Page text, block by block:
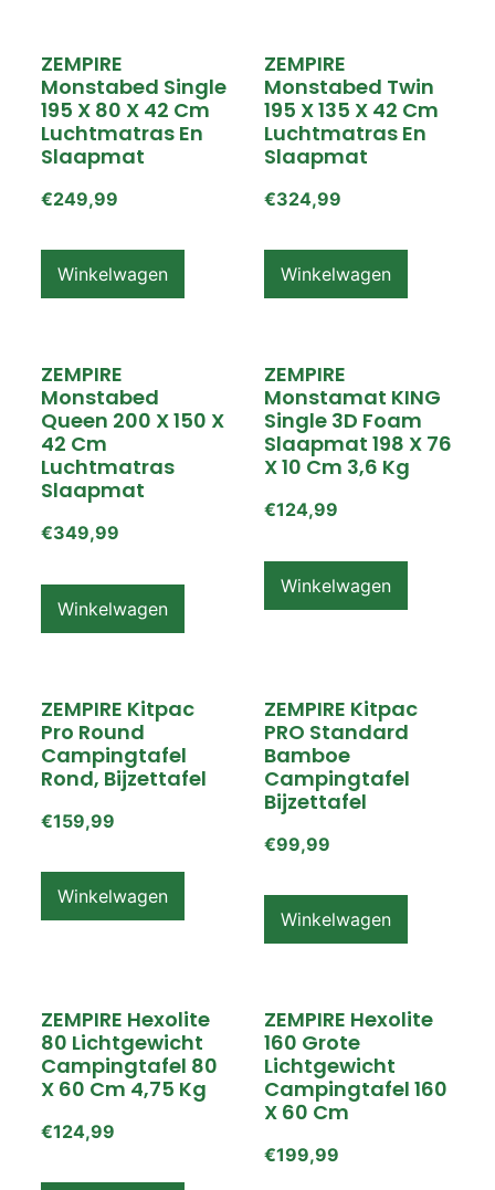
ZEMPIRE
Monstabed Single
195 X 80 X 42 Cm
Luchtmatras En
Slaapmat
€249,99
Winkelwagen
ZEMPIRE
Monstabed Twin
195 X 135 X 42 Cm
Luchtmatras En
Slaapmat
€324,99
Winkelwagen
ZEMPIRE
Monstabed
Queen 200 X 150 X
42 Cm
Luchtmatras
Slaapmat
€349,99
Winkelwagen
ZEMPIRE
Monstamat KING
Single 3D Foam
Slaapmat 198 X 76
X 10 Cm 3,6 Kg
€124,99
Winkelwagen
ZEMPIRE Kitpac
Pro Round
Campingtafel
Rond, Bijzettafel
€159,99
Winkelwagen
ZEMPIRE Kitpac
PRO Standard
Bamboe
Campingtafel
Bijzettafel
€99,99
Winkelwagen
ZEMPIRE Hexolite
80 Lichtgewicht
Campingtafel 80
X 60 Cm 4,75 Kg
€124,99
ZEMPIRE Hexolite
160 Grote
Lichtgewicht
Campingtafel 160
X 60 Cm
€199,99